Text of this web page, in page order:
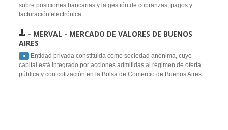
sobre posiciones bancarias y la gestión de cobranzas, pagos y
facturación electrónica.
- MERVAL - MERCADO DE VALORES DE BUENOS
AIRES
»
Entidad privada constituida como sociedad anónima, cuyo
capital está integrado por acciones admitidas al régimen de oferta
pública y con cotización en la Bolsa de Comercio de Buenos Aires.